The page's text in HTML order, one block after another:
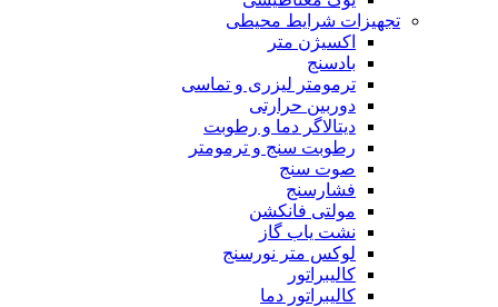
تجهیزات شرایط محیطی
اکسیژن متر
بادسنج
ترمومتر لیزری و تماسی
دوربین حرارتی
دیتالاگر دما و رطوبت
رطوبت سنج و ترمومتر
صوت سنج
فشارسنج
مولتی فانکشن
نشت یاب گاز
لوکس متر نورسنج
کالیبراتور
کالیبراتور دما